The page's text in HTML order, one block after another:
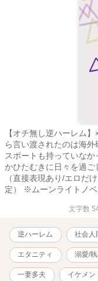
【オチ無し逆ハーレム
ら言い渡されたのは海
スポートも持っていな
かひたむきに日々を過ご
（直接表現あり/エロだ
定） ※ムーンライトノ
文字数
逆ハーレム 社会人
エタニティ 溺愛/
一妻多夫 イケメン